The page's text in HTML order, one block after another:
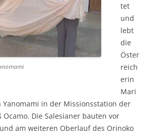
tet
und
lebt
die
Öster
reich
erin
Mari
Yanomami in der Missionsstation der
Ocamo. Die Salesianer bauten vor
am weiteren Oberlauf des Orinoko